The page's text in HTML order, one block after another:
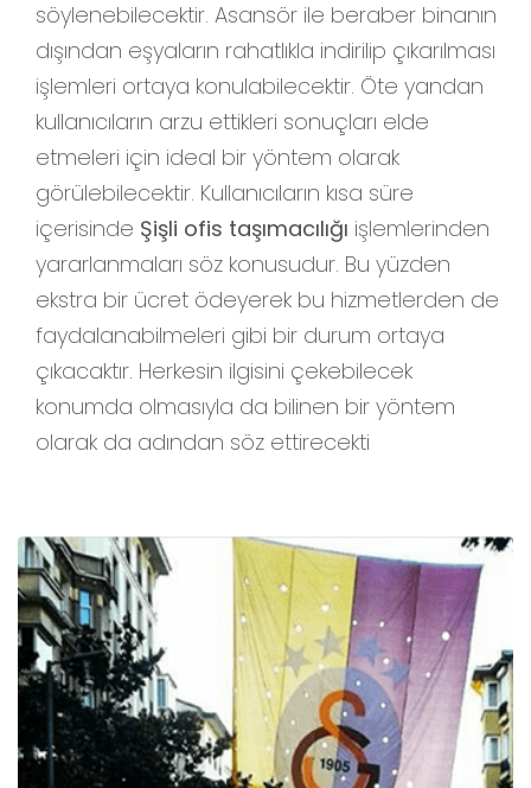
söylenebilecektir. Asansör ile beraber binanın
dışından eşyaların rahatlıkla indirilip çıkarılması
işlemleri ortaya konulabilecektir. Öte yandan
kullanıcıların arzu ettikleri sonuçları elde
etmeleri için ideal bir yöntem olarak
görülebilecektir. Kullanıcıların kısa süre
içerisinde Şişli ofis taşımacılığı işlemlerinden
yararlanmaları söz konusudur. Bu yüzden
ekstra bir ücret ödeyerek bu hizmetlerden de
faydalanabilmeleri gibi bir durum ortaya
çıkacaktır. Herkesin ilgisini çekebilecek
konumda olmasıyla da bilinen bir yöntem
olarak da adından söz ettirecekti